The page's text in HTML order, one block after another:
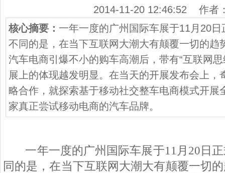
2014-11-20 12:46:52 作者
核心摘要： 一年一度的广州国际车展于11月20
不同的是，在当下互联网大潮大有颠覆一切的趋
汽车电商引爆不小的购车高潮后，带有“互联网
展上的体现越发明显。在当天的开展发布会上，
略合作，就探索基于移动社交整车电商模式开展
家真正尝试移动电商的汽车品牌。
一年一度的广州国际车展于11 月 20日
同的是，在当下互联网大潮大有颠覆一切